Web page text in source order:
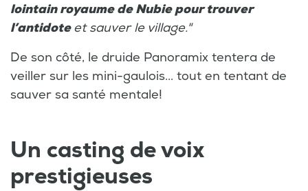
lointain royaume de Nubie pour trouver
l’antidoteet sauver le village."
De son côté, le druide Panoramix tentera de
veiller sur les mini-gaulois... tout en tentant de
sauver sa santé mentale!
Un casting de voix
prestigieuses